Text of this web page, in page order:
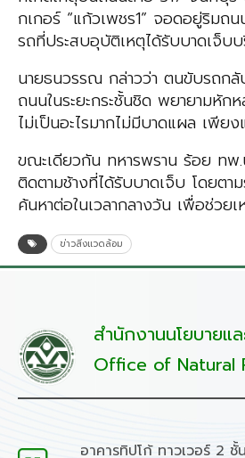
กเกอร์ “แก้วเพชร1” จอดอยู่ริม
รถที่ประสบอุบัติเหตุได้รับบาดเจ็บ
นายธนวรรณ กล่าวว่า ตนขับรถก
ถนนในระยะกระชั้นชิด พยายามหั
ไม่เป็นอะไรมากไม่มีบาดแผล เพี
ขณะเดียวกัน ทหารพราน ร้อย ทพ
ติดตามช้างที่ได้รับบาดเจ็บ โดยตา
ค้นหาต่อในเวลากลางวัน เพื่อช่วย
ข่าวสิ่งแวดล้อม
สำนักงานนโยบายแ
Office of Natural
อาคารทิปโก้ ทาวเวอร์ 2 ชั้น